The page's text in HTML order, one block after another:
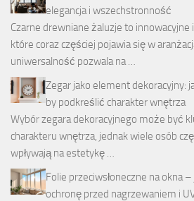
elegancja i wszechstronność
Czarne drewniane żaluzje to innowacyjne
które coraz częściej pojawia się w
uniwersalność pozwala na …
Zegar jako element dekoracyjny:
by podkreślić charakter wnętrza
Wybór zegara dekoracyjnego może być
charakteru wnętrza, jednak wiele osób
wpływają na estetykę …
Folie przeciwsłoneczne na okna
ochronę przed nagrzewaniem i